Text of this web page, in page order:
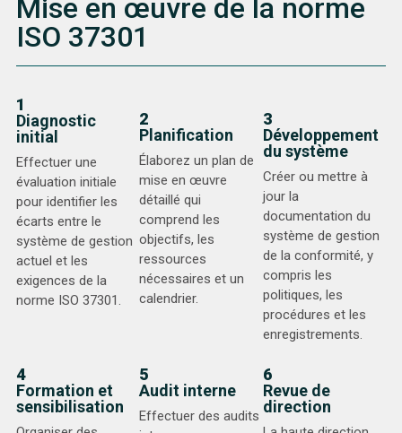
Mise en œuvre de la norme
ISO 37301
1
Diagnostic
initial
Effectuer une
évaluation initiale
pour identifier les
écarts entre le
système de gestion
actuel et les
exigences de la
norme ISO 37301.
2
Planification
Élaborez un plan de
mise en œuvre
détaillé qui
comprend les
objectifs, les
ressources
nécessaires et un
calendrier.
3
Développement
du système
Créer ou mettre à
jour la
documentation du
système de gestion
de la conformité, y
compris les
politiques, les
procédures et les
enregistrements.
4
Formation et
sensibilisation
5
Audit interne
Effectuer des audits
6
Revue de
direction